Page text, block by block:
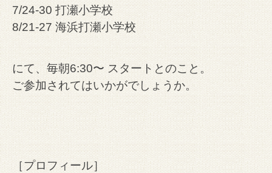
7/24-30 打瀬小学校
8/21-27 海浜打瀬小学校
にて、毎朝6:30〜 スタートとのこと。
ご参加されてはいかがでしょうか。
［プロフィール］